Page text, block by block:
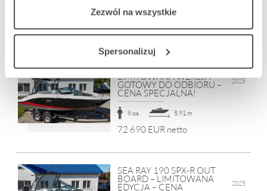
Zezwól na wszystkie
Spersonalizuj
13 os.
98 500 EUR netto
SEA RAY 190 SPX –
LIMITOWANA WERSJA –
GOTOWY DO ODBIORU –
CENA SPECJALNA!
2025
8 os. 5.91 m
72 690 EUR netto
SEA RAY 190 SPX-R OUT
BOARD – LIMITOWANA
EDYCJA – CENA 2025